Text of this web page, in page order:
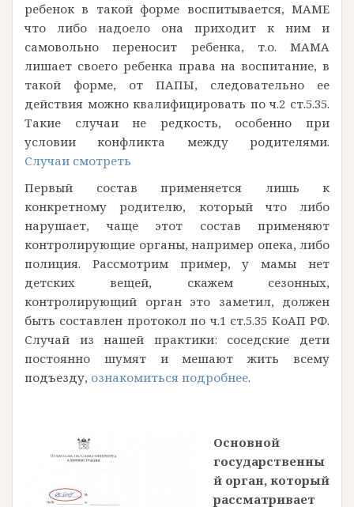
ребенок в такой форме воспитывается, МАМЕ
что либо надоело она приходит к ним и
самовольно переносит ребенка, т.о. МАМА
лишает своего ребенка права на воспитание, в
такой форме, от ПАПЫ, следовательно ее
действия можно квалифицировать по ч.2 ст.5.35.
Такие случаи не редкость, особенно при
условии конфликта между родителями.
Случаи смотреть
Первый состав применяется лишь к
конкретному родителю, который что либо
нарушает, чаще этот состав применяют
контролирующие органы, например опека, либо
полиция. Рассмотрим пример, у мамы нет
детских вещей, скажем сезонных,
контролирующий орган это заметил, должен
быть составлен протокол по ч.1 ст.5.35 КоАП РФ.
Случай из нашей практики: соседские дети
постоянно шумят и мешают жить всему
подъезду, ознакомиться подробнее.
Основной
государственны
й орган, который
рассматривает